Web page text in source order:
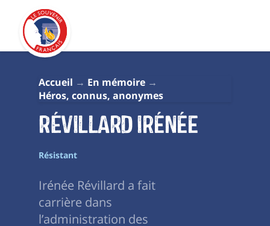
Accueil
En mémoire
Héros, connus, anonymes
RÉVILLARD Irénée
Résistant
Irénée Révillard a fait
carrière dans
l’administration des